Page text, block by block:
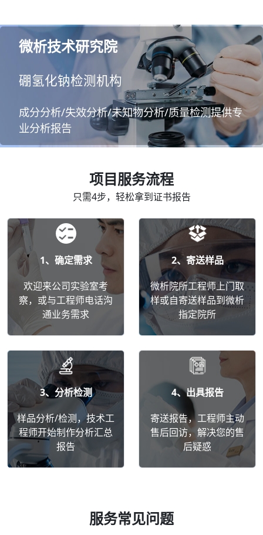
微析技术研究院
硼氢化钠检测机构
成分分析/失效分析/未知物分析/质量检测提供专
业分析报告
项目服务流程
只需4步，轻松拿到证书报告
1、确定需求
欢迎来公司实验室考
察，或与工程师电话沟
通业务需求
2、寄送样品
微析院所工程师上门取
样或自寄送样品到微析
指定院所
3、分析检测
样品分析/检测，技术工
程师开始制作分析汇总
报告
4、出具报告
寄送报告，工程师主动
售后回访，解决您的售
后疑惑
服务常见问题